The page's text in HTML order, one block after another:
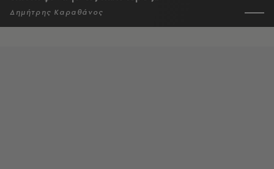
Δημήτρης Καραθάνος